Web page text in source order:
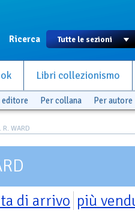
Ricerca
Libri collezionismo
editore Per collana Per autore
R. WARD
di arrivo più